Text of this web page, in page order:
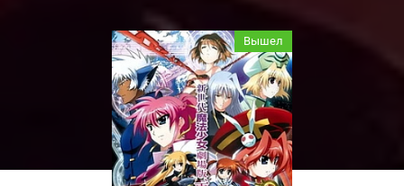
Вышел